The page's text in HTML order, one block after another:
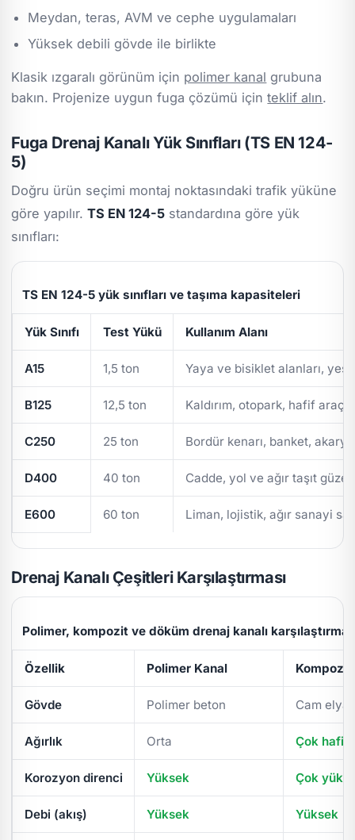
Meydan, teras, AVM ve cephe uygulamaları
Yüksek debili gövde ile birlikte
Klasik ızgaralı görünüm için polimer kanal grubuna
bakın. Projenize uygun fuga çözümü içinteklif alın.
Fuga Drenaj Kanalı Yük Sınıfları (TS EN 124-
5)
Doğru ürün seçimi montaj noktasındaki trafik yüküne
göre yapılır.TS EN 124-5 standardına göre yük
sınıfları:
TS EN 124-5 yük sınıfları ve taşıma kapasiteleri
Yük Sınıfı Test Yükü Kullanım Alanı
A15 1,5 ton Yaya ve bisiklet alanları,
B125 12,5 ton Kaldırım, otopark, hafif araç
C250 25 ton Bordür kenarı, banket,
D400 40 ton Cadde, yol ve ağır taşıt
E600 60 ton Liman, lojistik, ağır sanayi
Drenaj Kanalı Çeşitleri Karşılaştırması
Polimer, kompozit ve döküm drenaj kanalı
Özellik Polimer Kanal Kompozit
Gövde Polimer beton Cam
Ağırlık Orta Çok hafif
Korozyon direnci Yüksek Çok
Debi (akış) Yüksek Yüksek